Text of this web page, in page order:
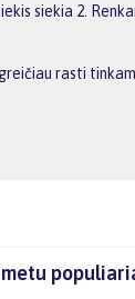
siekia 2.
rasti